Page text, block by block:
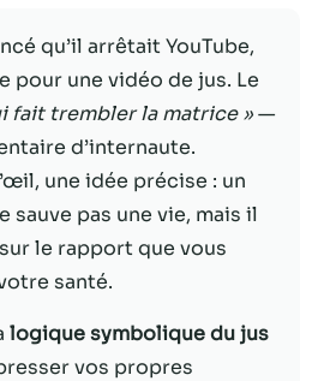
qu’il arrêtait YouTube,
pour une vidéo de jus. Le
fait trembler la matrice »—
d’internaute.
une idée précise : un
sauve pas une vie, mais il
le rapport que vous
santé.
logique symbolique du jus
vos propres
Nécessaire
Ces cookies ne
sont pas
facultatifs. Ils
sont
fonctionnement
du site Web.